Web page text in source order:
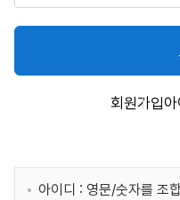
회원가입아
아이디 : 영문/숫자를 조